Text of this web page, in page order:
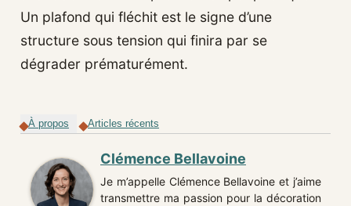
Un plafond qui fléchit est le signe d’une
structure sous tension qui finira par se
dégrader prématurément.
À propos Articles récents
Clémence Bellavoine
Je m’appelle Clémence Bellavoine et j’aime
transmettre ma passion pour la décoration